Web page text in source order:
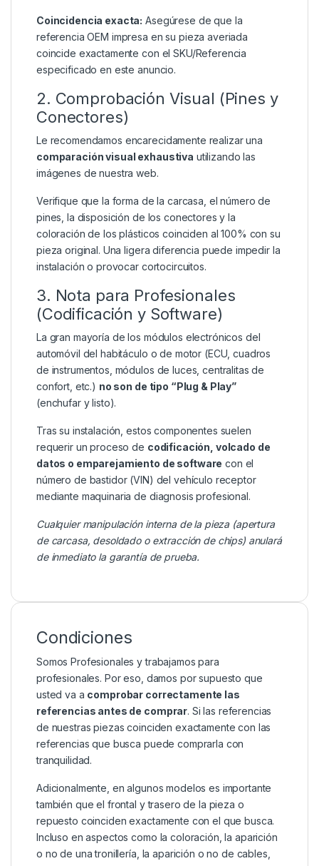
Coincidencia exacta: Asegúrese de que la
referencia OEM impresa en su pieza averiada
coincide exactamente con el SKU/Referencia
especificado en este anuncio.
2. Comprobación Visual (Pines y
Conectores)
Le recomendamos encarecidamente realizar una
comparación visual exhaustiva utilizando las
imágenes de nuestra web.
Verifique que la forma de la carcasa, el número de
pines, la disposición de los conectores y la
coloración de los plásticos coinciden al 100% con su
pieza original. Una ligera diferencia puede impedir la
instalación o provocar cortocircuitos.
3. Nota para Profesionales
(Codificación y Software)
La gran mayoría de los módulos electrónicos del
automóvil del habitáculo o de motor (ECU, cuadros
de instrumentos, módulos de luces, centralitas de
confort, etc.) no son de tipo “Plug & Play”
(enchufar y listo).
Tras su instalación, estos componentes suelen
requerir un proceso de codificación, volcado de
datos o emparejamiento de software con el
número de bastidor (VIN) del vehículo receptor
mediante maquinaria de diagnosis profesional.
Cualquier manipulación interna de la pieza (apertura
de carcasa, desoldado o extracción de chips) anulará
de inmediato la garantía de prueba.
Condiciones
Somos Profesionales y trabajamos para
profesionales. Por eso, damos por supuesto que
usted va a comprobar correctamente las
referencias antes de comprar. Si las referencias
de nuestras piezas coinciden exactamente con las
referencias que busca puede comprarla con
tranquilidad.
Adicionalmente, en algunos modelos es importante
también que el frontal y trasero de la pieza o
repuesto coinciden exactamente con el que busca.
Incluso en aspectos como la coloración, la aparición
o no de una tronillería, la aparición o no de cables,